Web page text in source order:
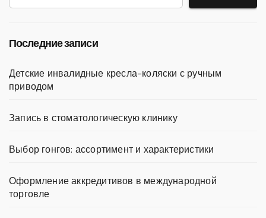
Последние записи
Детские инвалидные кресла-коляски с ручным
приводом
Запись в стоматологическую клинику
Выбор гонгов: ассортимент и характеристики
Оформление аккредитивов в международной
торговле